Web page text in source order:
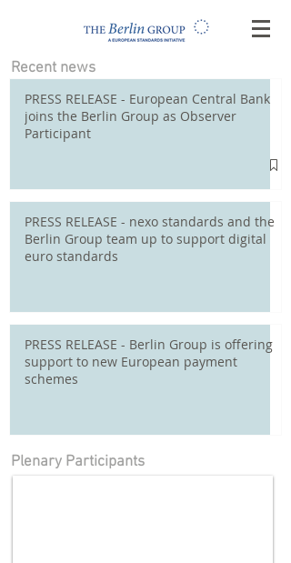
Recent news
PRESS RELEASE - European Central Bank
joins the Berlin Group as Observer
Participant
PRESS RELEASE - nexo standards and the
Berlin Group team up to support digital
euro standards
PRESS RELEASE - Berlin Group is offering
support to new European payment
schemes
Plenary Participants